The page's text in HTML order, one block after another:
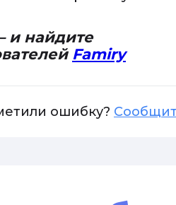
и найдите
Famiry
ошибку?